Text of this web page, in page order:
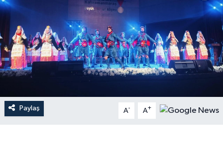
Paylaş A- A+
KÜLTÜR-SANAT
KSÜ
DÜNYA
ROPORTAJ